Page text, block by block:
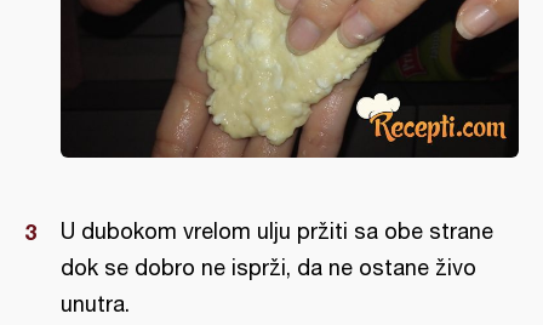
U dubokom vrelom ulju pržiti sa obe strane
dok se dobro ne isprži, da ne ostane živo
unutra.